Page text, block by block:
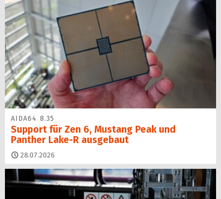
AIDA64 8.35
Support für Zen 6, Mustang Peak und
Panther Lake-R ausgebaut
28.07.2026